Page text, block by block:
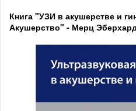
Книга "УЗИ в акушерстве и
Акушерство" - Мерц